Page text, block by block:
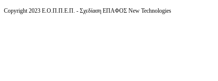
Copyright 2023 Ε.Ο.Π.Π.Ε.Π. - Σχεδίαση ΕΠΑΦΟΣ New Technologies